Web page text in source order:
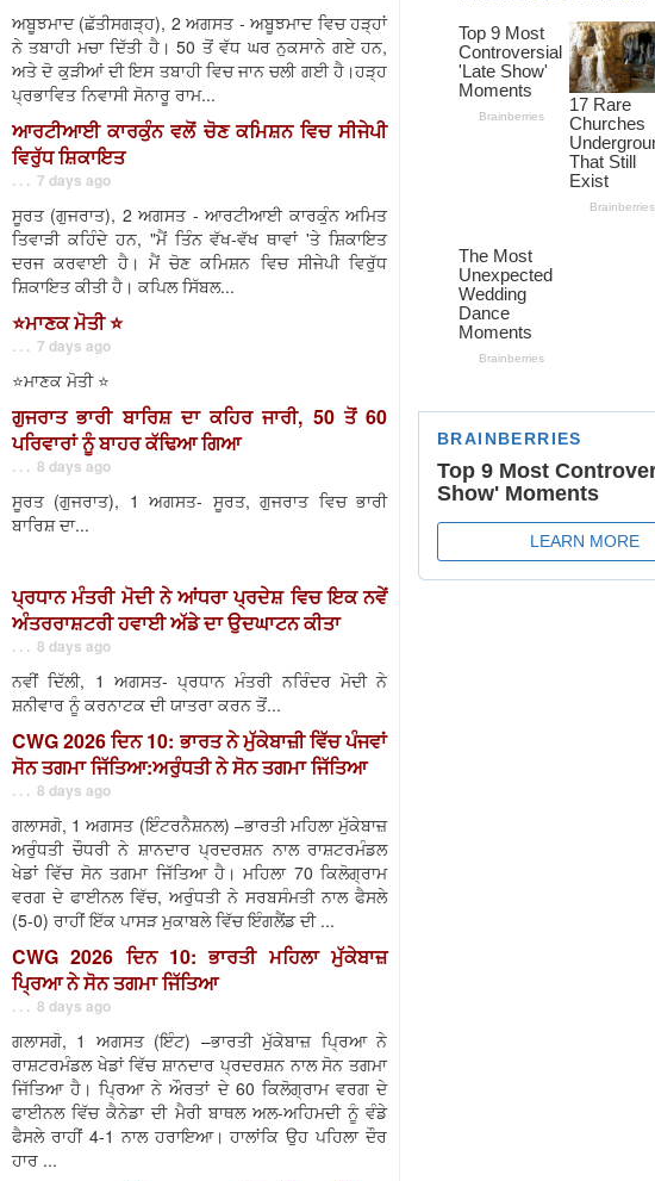
ਅਬੂਝਮਾਦ (ਛੱਤੀਸਗੜ੍ਹ), 2 ਅਗਸਤ - ਅਬੂਝਮਾਦ ਵਿਚ ਹੜ੍ਹਾਂ
ਨੇ ਤਬਾਹੀ ਮਚਾ ਦਿੱਤੀ ਹੈ। 50 ਤੋਂ ਵੱਧ ਘਰ ਨੁਕਸਾਨੇ ਗਏ ਹਨ,
ਅਤੇ ਦੋ ਕੁੜੀਆਂ ਦੀ ਇਸ ਤਬਾਹੀ ਵਿਚ ਜਾਨ ਚਲੀ ਗਈ ਹੈ।ਹੜ੍ਹ
ਪ੍ਰਭਾਵਿਤ ਨਿਵਾਸੀ ਸੋਨਾਰੂ ਰਾਮ...
ਆਰਟੀਆਈ ਕਾਰਕੁੰਨ ਵਲੋਂ ਚੋਣ ਕਮਿਸ਼ਨ ਵਿਚ ਸੀਜੇਪੀ
ਵਿਰੁੱਧ ਸ਼ਿਕਾਇਤ
. . . 7 days ago
ਸੂਰਤ (ਗੁਜਰਾਤ), 2 ਅਗਸਤ - ਆਰਟੀਆਈ ਕਾਰਕੁੰਨ ਅਮਿਤ
ਤਿਵਾੜੀ ਕਹਿੰਦੇ ਹਨ, "ਮੈਂ ਤਿੰਨ ਵੱਖ-ਵੱਖ ਥਾਵਾਂ 'ਤੇ ਸ਼ਿਕਾਇਤ
ਦਰਜ ਕਰਵਾਈ ਹੈ। ਮੈਂ ਚੋਣ ਕਮਿਸ਼ਨ ਵਿਚ ਸੀਜੇਪੀ ਵਿਰੁੱਧ
ਸ਼ਿਕਾਇਤ ਕੀਤੀ ਹੈ। ਕਪਿਲ ਸਿੱਬਲ...
⭐️ਮਾਣਕ ਮੋਤੀ ⭐️
. . . 7 days ago
⭐️ਮਾਣਕ ਮੋਤੀ ⭐️
ਗੁਜਰਾਤ ਭਾਰੀ ਬਾਰਿਸ਼ ਦਾ ਕਹਿਰ ਜਾਰੀ, 50 ਤੋਂ 60
ਪਰਿਵਾਰਾਂ ਨੂੰ ਬਾਹਰ ਕੱਢਿਆ ਗਿਆ
. . . 8 days ago
ਸੂਰਤ (ਗੁਜਰਾਤ), 1 ਅਗਸਤ- ਸੂਰਤ, ਗੁਜਰਾਤ ਵਿਚ ਭਾਰੀ
ਬਾਰਿਸ਼ ਦਾ...
ਪ੍ਰਧਾਨ ਮੰਤਰੀ ਮੋਦੀ ਨੇ ਆਂਧਰਾ ਪ੍ਰਦੇਸ਼ ਵਿਚ ਇਕ ਨਵੇਂ
ਅੰਤਰਰਾਸ਼ਟਰੀ ਹਵਾਈ ਅੱਡੇ ਦਾ ਉਦਘਾਟਨ ਕੀਤਾ
. . . 8 days ago
ਨਵੀਂ ਦਿੱਲੀ, 1 ਅਗਸਤ- ਪ੍ਰਧਾਨ ਮੰਤਰੀ ਨਰਿੰਦਰ ਮੋਦੀ ਨੇ
ਸ਼ਨੀਵਾਰ ਨੂੰ ਕਰਨਾਟਕ ਦੀ ਯਾਤਰਾ ਕਰਨ ਤੋਂ...
CWG 2026 ਦਿਨ 10: ਭਾਰਤ ਨੇ ਮੁੱਕੇਬਾਜ਼ੀ ਵਿੱਚ ਪੰਜਵਾਂ
ਸੋਨ ਤਗਮਾ ਜਿੱਤਿਆ:ਅਰੁੰਧਤੀ ਨੇ ਸੋਨ ਤਗਮਾ ਜਿੱਤਿਆ
. . . 8 days ago
ਗਲਾਸਗੋ, 1 ਅਗਸਤ (ਇੰਟਰਨੈਸ਼ਨਲ) –ਭਾਰਤੀ ਮਹਿਲਾ ਮੁੱਕੇਬਾਜ਼
ਅਰੁੰਧਤੀ ਚੌਧਰੀ ਨੇ ਸ਼ਾਨਦਾਰ ਪ੍ਰਦਰਸ਼ਨ ਨਾਲ ਰਾਸ਼ਟਰਮੰਡਲ
ਖੇਡਾਂ ਵਿੱਚ ਸੋਨ ਤਗਮਾ ਜਿੱਤਿਆ ਹੈ। ਮਹਿਲਾ 70 ਕਿਲੋਗ੍ਰਾਮ
ਵਰਗ ਦੇ ਫਾਈਨਲ ਵਿੱਚ, ਅਰੁੰਧਤੀ ਨੇ ਸਰਬਸੰਮਤੀ ਨਾਲ ਫੈਸਲੇ
(5-0) ਰਾਹੀਂ ਇੱਕ ਪਾਸੜ ਮੁਕਾਬਲੇ ਵਿੱਚ ਇੰਗਲੈਂਡ ਦੀ ...
CWG 2026 ਦਿਨ 10: ਭਾਰਤੀ ਮਹਿਲਾ ਮੁੱਕੇਬਾਜ਼
ਪ੍ਰਿਆ ਨੇ ਸੋਨ ਤਗਮਾ ਜਿੱਤਿਆ
. . . 8 days ago
ਗਲਾਸਗੋ, 1 ਅਗਸਤ (ਇੰਟ) –ਭਾਰਤੀ ਮੁੱਕੇਬਾਜ਼ ਪ੍ਰਿਆ ਨੇ
ਰਾਸ਼ਟਰਮੰਡਲ ਖੇਡਾਂ ਵਿੱਚ ਸ਼ਾਨਦਾਰ ਪ੍ਰਦਰਸ਼ਨ ਨਾਲ ਸੋਨ ਤਗਮਾ
ਜਿੱਤਿਆ ਹੈ। ਪ੍ਰਿਆ ਨੇ ਔਰਤਾਂ ਦੇ 60 ਕਿਲੋਗ੍ਰਾਮ ਵਰਗ ਦੇ
ਫਾਈਨਲ ਵਿੱਚ ਕੈਨੇਡਾ ਦੀ ਮੈਰੀ ਬਾਥਲ ਅਲ-ਅਹਿਮਦੀ ਨੂੰ ਵੰਡੇ
ਫੈਸਲੇ ਰਾਹੀਂ 4-1 ਨਾਲ ਹਰਾਇਆ। ਹਾਲਾਂਕਿ ਉਹ ਪਹਿਲਾ ਦੌਰ
ਹਾਰ ...